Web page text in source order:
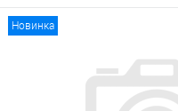
В
Новинка